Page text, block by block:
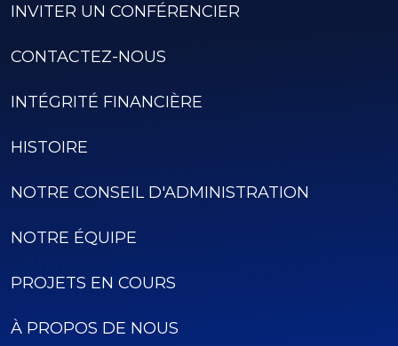
INVITER UN CONFÉRENCIER
CONTACTEZ-NOUS
INTÉGRITÉ FINANCIÈRE
HISTOIRE
NOTRE CONSEIL D'ADMINISTRATION
NOTRE ÉQUIPE
PROJETS EN COURS
À PROPOS DE NOUS